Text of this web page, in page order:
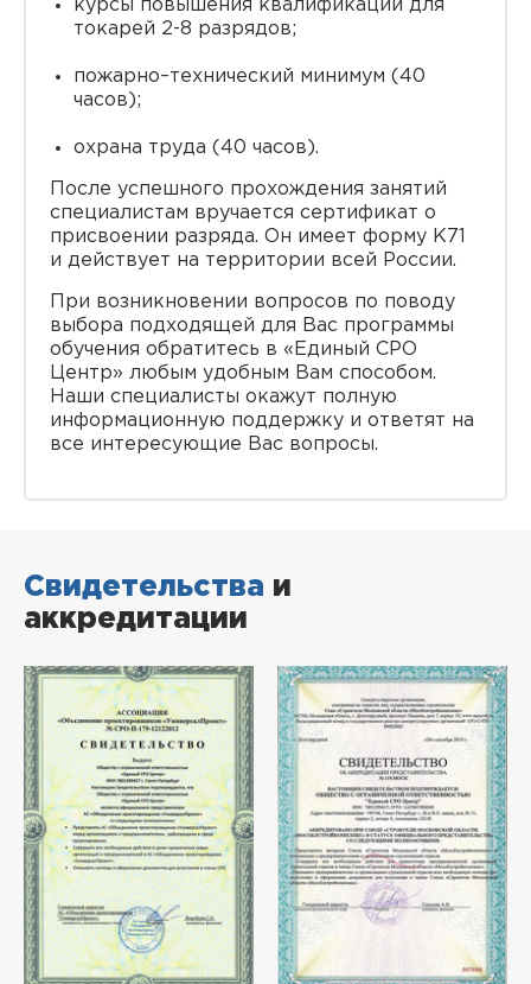
курсы повышения квалификации для
токарей 2-8 разрядов;
пожарно–технический минимум (40
часов);
охрана труда (40 часов).
После успешного прохождения занятий
специалистам вручается сертификат о
присвоении разряда. Он имеет форму K71
и действует на территории всей России.
При возникновении вопросов по поводу
выбора подходящей для Вас программы
обучения обратитесь в «Единый СРО
Центр» любым удобным Вам способом.
Наши специалисты окажут полную
информационную поддержку и ответят на
все интересующие Вас вопросы.
Свидетельства и
аккредитации